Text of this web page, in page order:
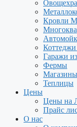
Кровли
Гаражи
Фермы
Магазины
Теплицы
Цены
Цены на
Прайс
О нас